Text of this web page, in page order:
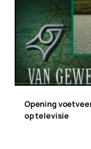
Opening
op televisie